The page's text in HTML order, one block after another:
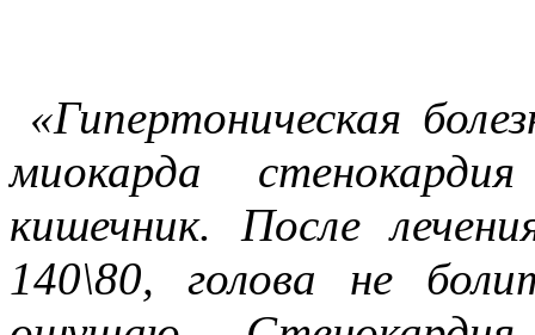
«Гипертоническая
миокарда
кишечник. После
140\80, голова не